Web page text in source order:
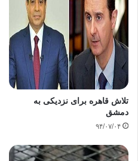
تلاش قاهره برای نزدیکی به
دمشق
۹۴/۰۷/۰۴